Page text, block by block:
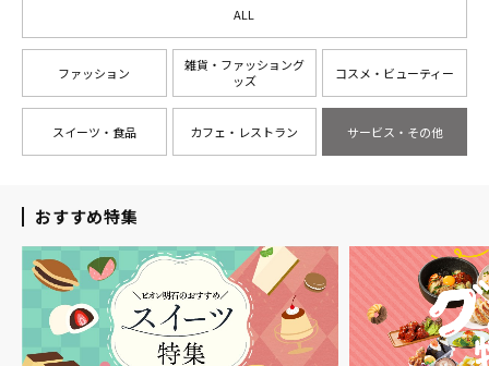
ALL
ファッション
雑貨・ファッショング
ッズ
コスメ・ビューティー
スイーツ・食品 カフェ・レストラン サービス・その他
おすすめ特集